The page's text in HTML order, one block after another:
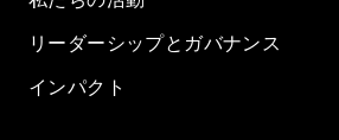
リーダーシップとガバナンス
インパクト